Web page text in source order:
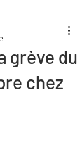
grève du
chez